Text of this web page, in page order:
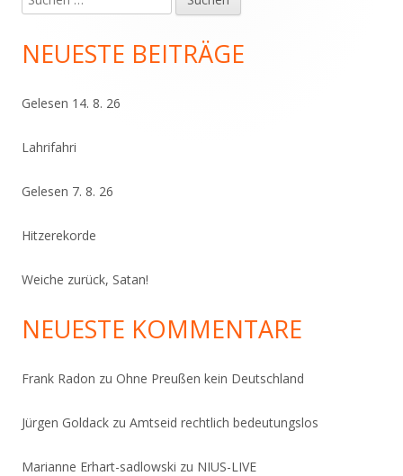
Seitenleiste
nach:
NEUESTE BEITRÄGE
Gelesen 14. 8. 26
Lahrifahri
Gelesen 7. 8. 26
Hitzerekorde
Weiche zurück, Satan!
NEUESTE KOMMENTARE
Frank Radon zu Ohne Preußen kein Deutschland
Jürgen Goldack zu Amtseid rechtlich bedeutungslos
Marianne Erhart-sadlowski zu NIUS-LIVE